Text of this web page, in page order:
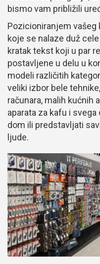
bismo vam približili
Pozicioniranjem vašeg
koje se nalaze duž
kratak tekst koji u par
postavljene u delu u
modeli različitih
veliki izbor bele
računara, malih kućnih
aparata za kafu i
dom ili predstavljati
ljude.